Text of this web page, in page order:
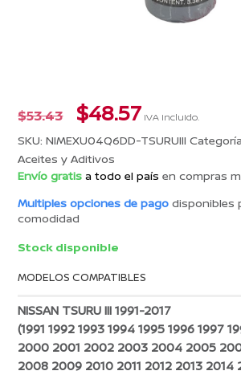
$53.43 El
precio
original
era:
$53.43.
$48.57El
precio
actual
es:
$48.57.
IVA incluido.
SKU:NIMEXU04Q6DD-TSURUIII
Aceites y Aditivos
Envío gratis a todo el paísen compras
Multiples opciones de pagodisponibles
comodidad
Stock disponible
MODELOS COMPATIBLES
NISSAN TSURU III 1991-2017
(1991 1992 1993 1994 1995 1996 1997
2000 2001 2002 2003 2004 2005
2008 2009 2010 2011 2012 2013 2014